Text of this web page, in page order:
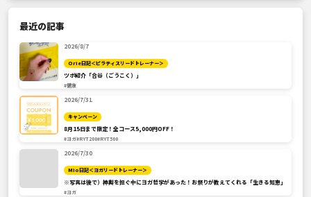
最近の記事
2026/8/7
Orie日記＜ピラティスリードトレーナー＞
ツボ紹介「合谷（ごうこく）」
#健康
2026/7/31
キャンペーン
8月15日まで限定！全コース5,000円OFF！
#ヨガ#RYT200#RYT500
2026/7/30
Mio日記＜ヨガリードトレーナー＞
※写真は後で）神輿を担ぐ中にヨガ哲学があった！お祭りが教えてくれる「生きる知恵」
#ヨガ